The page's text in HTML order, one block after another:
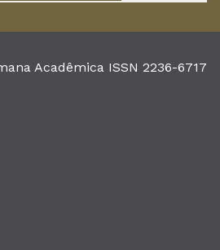
Acadêmica ISSN 2236-6717